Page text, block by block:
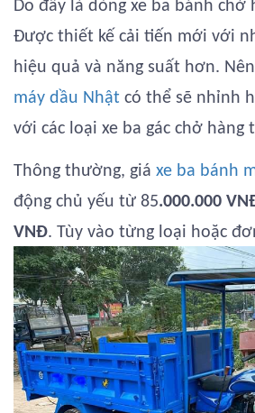
Do đây là dòng xe ba bánh chở
Được thiết kế cải tiến mới với
hiệu quả và năng suất hơn. Nên
máy dầu Nhật có thể sẽ nhỉnh
với các loại xe ba gác chở hàng
Thông thường, giá xe ba bánh
động chủ yếu từ 85.000.000
VNĐ. Tùy vào từng loại hoặc